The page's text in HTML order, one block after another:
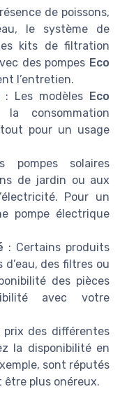
de poissons,
le système de
kits de filtration
des pompes Eco
l’entretien.
: Les modèles
Eco
consommation
pour un usage
solaires
de jardin ou aux
Pour un
pompe électrique
: Certains produits
des filtres ou
des pièces
avec votre
prix des différentes
la disponibilité en
sont réputés
être plus onéreux.